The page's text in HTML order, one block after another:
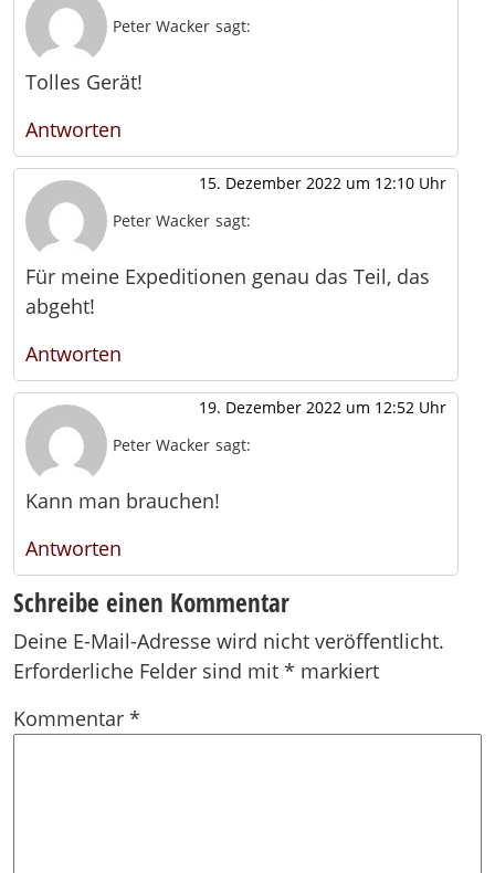
Peter Wacker sagt:
Tolles Gerät!
Antworten
Peter Wacker sagt:
15. Dezember 2022 um 12:10 Uhr
Für meine Expeditionen genau das Teil, das
abgeht!
Antworten
Peter Wacker sagt:
19. Dezember 2022 um 12:52 Uhr
Kann man brauchen!
Antworten
Schreibe einen Kommentar
Deine E-Mail-Adresse wird nicht veröffentlicht.
Erforderliche Felder sind mit * markiert
Kommentar *